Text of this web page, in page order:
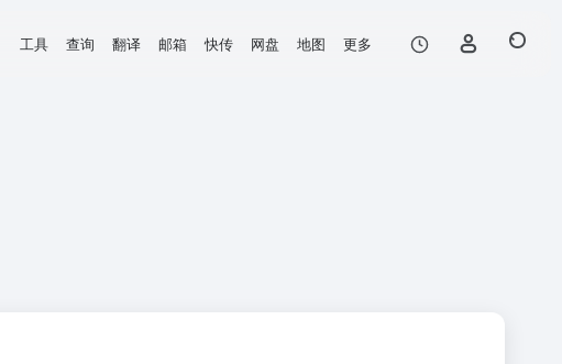
工具 查询 翻译 邮箱 快传 网盘 地图 更多